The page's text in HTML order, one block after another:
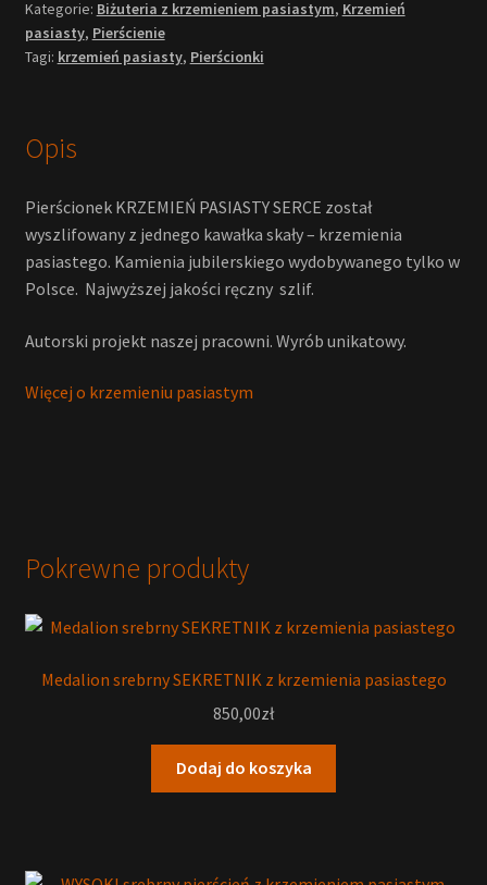
Kategorie: Biżuteria z krzemieniem pasiastym, Krzemień
pasiasty, Pierścienie
Tagi: krzemień pasiasty, Pierścionki
Opis
Pierścionek KRZEMIEŃ PASIASTY SERCE został
wyszlifowany z jednego kawałka skały – krzemienia
pasiastego. Kamienia jubilerskiego wydobywanego tylko w
Polsce. Najwyższej jakości ręczny szlif.
Autorski projekt naszej pracowni. Wyrób unikatowy.
Więcej o krzemieniu pasiastym
Pokrewne produkty
Medalion srebrny SEKRETNIK z krzemienia pasiastego
850,00zł
Dodaj do koszyka